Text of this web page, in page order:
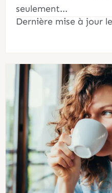
seulement...
Dernière mise à jour